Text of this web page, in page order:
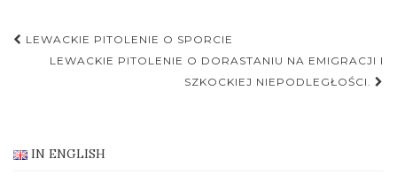
Nawigacja
postu
LEWACKIE PITOLENIE O SPORCIE
LEWACKIE PITOLENIE O DORASTANIU NA EMIGRACJI I
SZKOCKIEJ NIEPODLEGŁOŚCI.
IN ENGLISH